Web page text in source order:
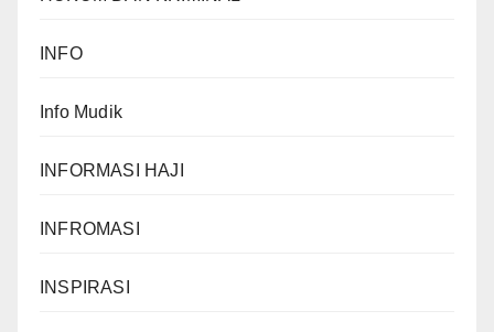
INFO
Info Mudik
INFORMASI HAJI
INFROMASI
INSPIRASI